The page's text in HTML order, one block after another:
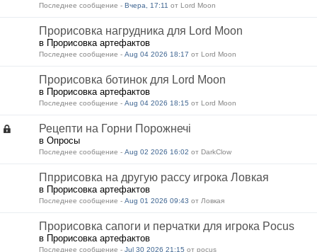
Последнее сообщение - Вчера, 17:11 от Lord Moon
Прорисовка нагрудника для Lord Moon
в Прорисовка артефактов
Последнее сообщение - Aug 04 2026 18:17 от Lord Moon
Прорисовка ботинок для Lord Moon
в Прорисовка артефактов
Последнее сообщение - Aug 04 2026 18:15 от Lord Moon
Рецепти на Горни Порожнечі
в Опросы
Последнее сообщение - Aug 02 2026 16:02 от DarkClow
Ппррисовка на другую рассу игрока Ловкая
в Прорисовка артефактов
Последнее сообщение - Aug 01 2026 09:43 от Ловкая
Прорисовка сапоги и перчатки для игрока Pocus
в Прорисовка артефактов
Последнее сообщение - Jul 30 2026 21:15 от pocus